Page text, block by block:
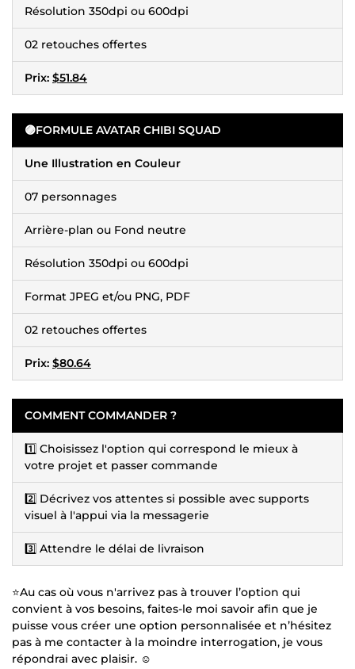
Résolution 350dpi ou 600dpi
02 retouches offertes
Prix: $51.84
🟣FORMULE AVATAR CHIBI SQUAD
Une Illustration en Couleur
07 personnages
Arrière-plan ou Fond neutre
Résolution 350dpi ou 600dpi
Format JPEG et/ou PNG, PDF
02 retouches offertes
Prix: $80.64
COMMENT COMMANDER ?
1️⃣ Choisissez l'option qui correspond le mieux à
votre projet et passer commande
2️⃣ Décrivez vos attentes si possible avec supports
visuel à l'appui via la messagerie
3️⃣ Attendre le délai de livraison
⭐️Au cas où vous n'arrivez pas à trouver l’option qui
convient à vos besoins, faites-le moi savoir afin que je
puisse vous créer une option personnalisée et n’hésitez
pas à me contacter à la moindre interrogation, je vous
répondrai avec plaisir. ☺️